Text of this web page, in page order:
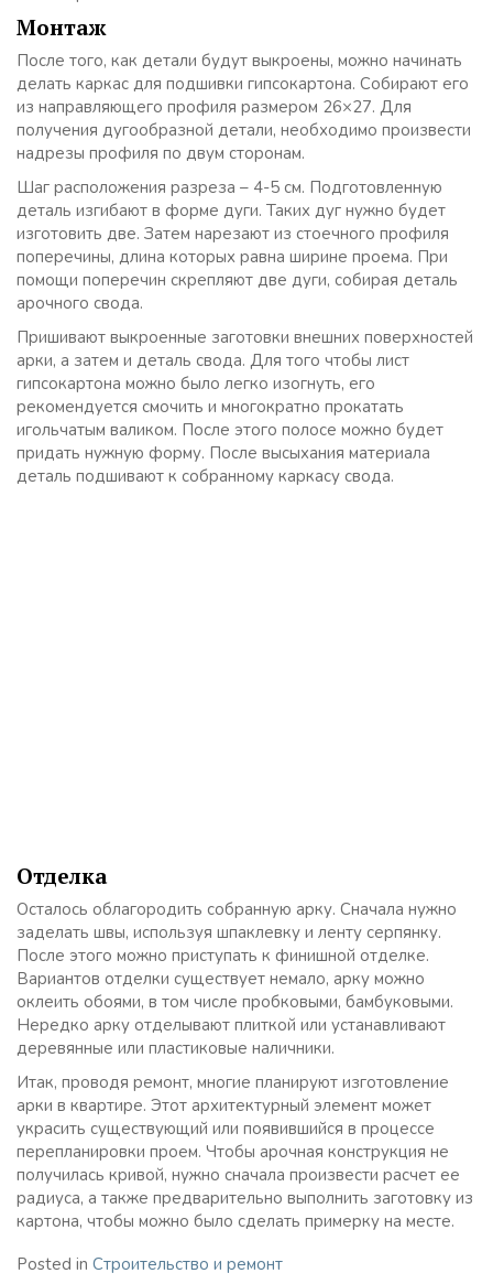
Монтаж
После того, как детали будут выкроены, можно начинать
делать каркас для подшивки гипсокартона. Собирают его
из направляющего профиля размером 26×27. Для
получения дугообразной детали, необходимо произвести
надрезы профиля по двум сторонам.
Шаг расположения разреза – 4-5 см. Подготовленную
деталь изгибают в форме дуги. Таких дуг нужно будет
изготовить две. Затем нарезают из стоечного профиля
поперечины, длина которых равна ширине проема. При
помощи поперечин скрепляют две дуги, собирая деталь
арочного свода.
Пришивают выкроенные заготовки внешних поверхностей
арки, а затем и деталь свода. Для того чтобы лист
гипсокартона можно было легко изогнуть, его
рекомендуется смочить и многократно прокатать
игольчатым валиком. После этого полосе можно будет
придать нужную форму. После высыхания материала
деталь подшивают к собранному каркасу свода.
Отделка
Осталось облагородить собранную арку. Сначала нужно
заделать швы, используя шпаклевку и ленту серпянку.
После этого можно приступать к финишной отделке.
Вариантов отделки существует немало, арку можно
оклеить обоями, в том числе пробковыми, бамбуковыми.
Нередко арку отделывают плиткой или устанавливают
деревянные или пластиковые наличники.
Итак, проводя ремонт, многие планируют изготовление
арки в квартире. Этот архитектурный элемент может
украсить существующий или появившийся в процессе
перепланировки проем. Чтобы арочная конструкция не
получилась кривой, нужно сначала произвести расчет ее
радиуса, а также предварительно выполнить заготовку из
картона, чтобы можно было сделать примерку на месте.
Posted in Строительство и ремонт